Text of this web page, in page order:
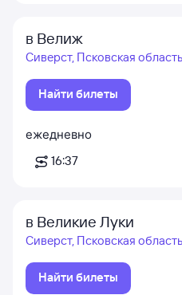
в Велиж
Сиверст, Псковская
Найти билеты
ежедневно
16:37
в Великие Луки
Сиверст, Псковская
Найти билеты